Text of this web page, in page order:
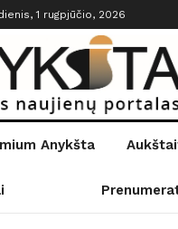
1 rugpjūčio, 2026
Anykšta